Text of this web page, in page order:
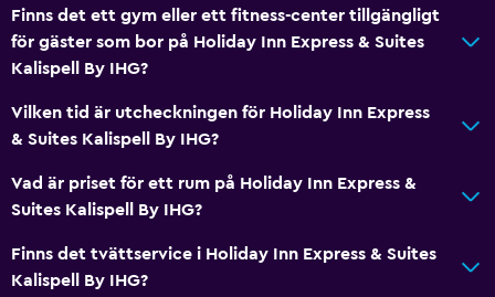
Finns det ett gym eller ett fitness-center tillgängligt
för gäster som bor på Holiday Inn Express & Suites
Kalispell By IHG?
Vilken tid är utcheckningen för Holiday Inn Express
& Suites Kalispell By IHG?
Vad är priset för ett rum på Holiday Inn Express &
Suites Kalispell By IHG?
Finns det tvättservice i Holiday Inn Express & Suites
Kalispell By IHG?